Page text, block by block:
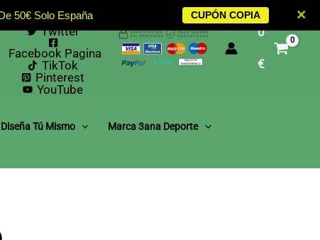
Facebook
Twitter
Facebook Pagina
TikTok
Pinterest
YouTube
0
€
Diseña Tú Mismo Marca 3ana Deporte
50€ Solo España CUPÓN COPIA ×